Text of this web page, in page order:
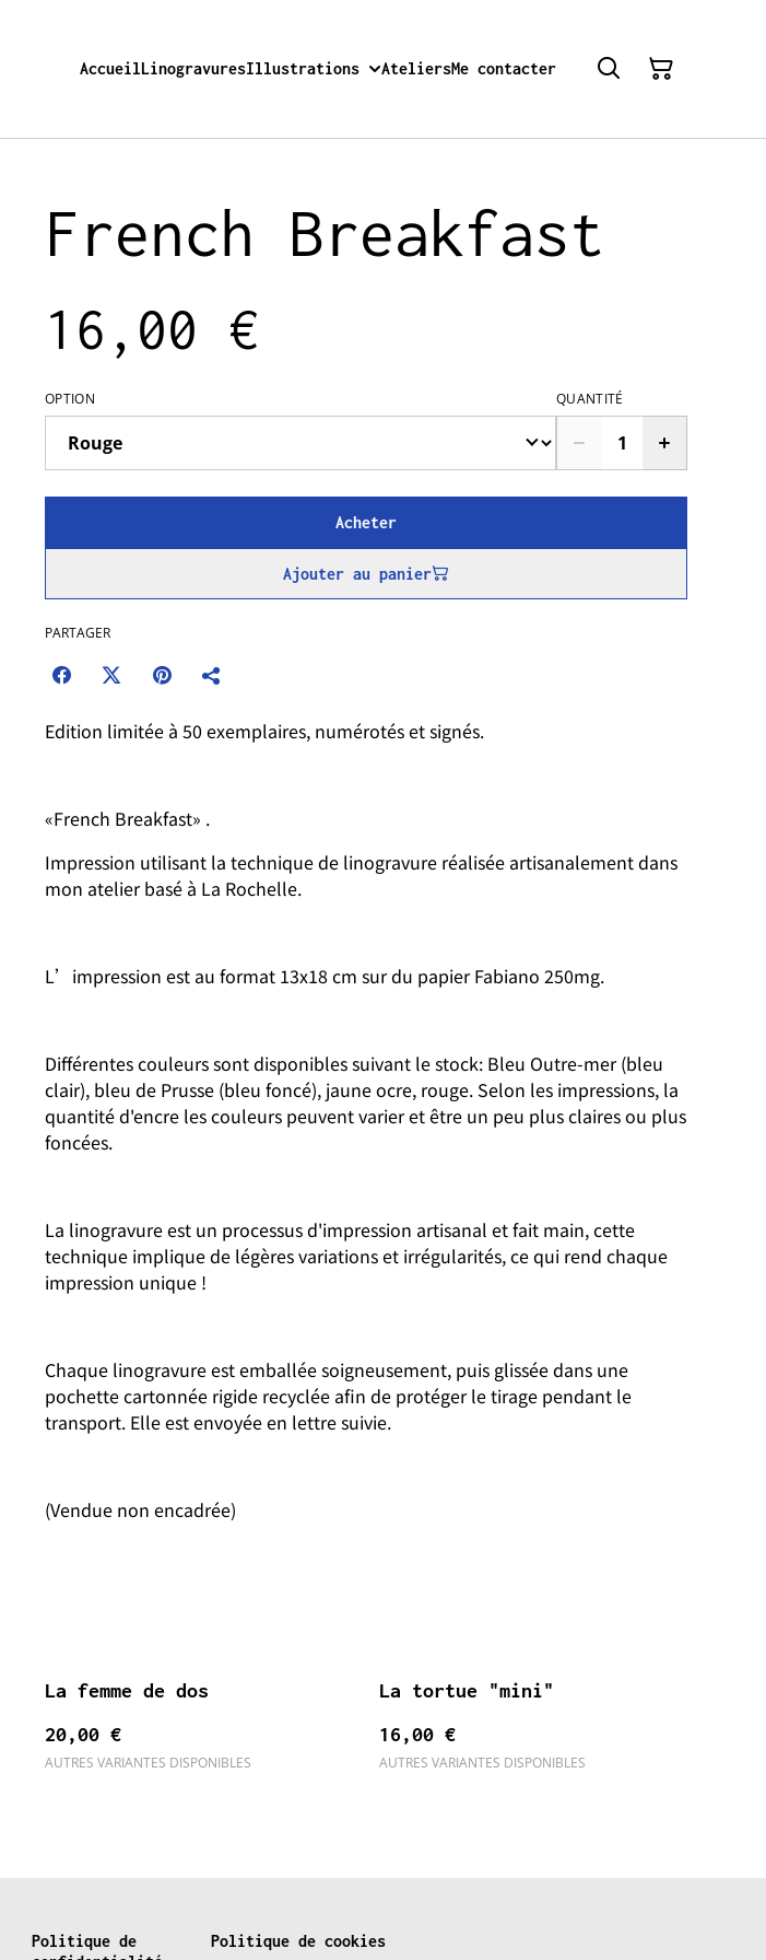
AccueilLinogravuresIllustrations AteliersMe contacter
French Breakfast
16,00 €
OPTION QUANTITÉ
Acheter
Ajouter au panier
PARTAGER
Edition limitée à 50 exemplaires, numérotés et signés.
«French Breakfast» .
Impression utilisant la technique de linogravure réalisée artisanalement dans
mon atelier basé à La Rochelle.
L’impression est au format 13x18 cm sur du papier Fabiano 250mg.
Différentes couleurs sont disponibles suivant le stock: Bleu Outre-mer (bleu
clair), bleu de Prusse (bleu foncé), jaune ocre, rouge. Selon les impressions, la
quantité d'encre les couleurs peuvent varier et être un peu plus claires ou plus
foncées.
La linogravure est un processus d'impression artisanal et fait main, cette
technique implique de légères variations et irrégularités, ce qui rend chaque
impression unique !
Chaque linogravure est emballée soigneusement, puis glissée dans une
pochette cartonnée rigide recyclée afin de protéger le tirage pendant le
transport. Elle est envoyée en lettre suivie.
(Vendue non encadrée)
La femme de dos
20,00 €
AUTRES VARIANTES DISPONIBLES
La tortue "mini"
16,00 €
AUTRES VARIANTES DISPONIBLES
Politique de
Politique de cookies